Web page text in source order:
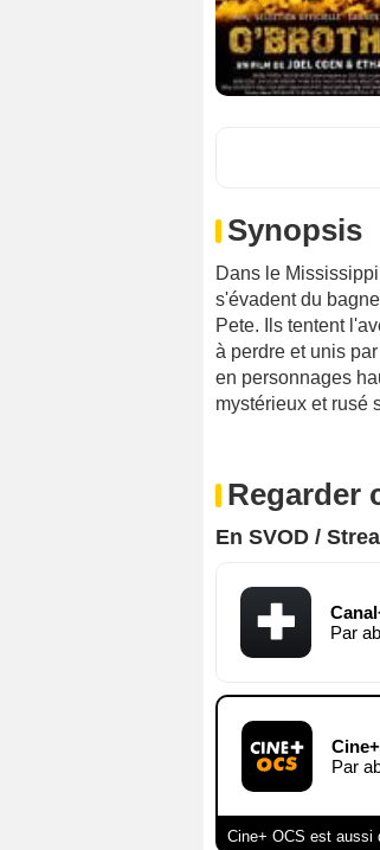
Synopsis
Dans le
s'évadent du
Pete. Ils tentent
à perdre et unis
en personnages
mystérieux et rusé
Regarder
En SVOD /
Par
Par
Cine+ OCS est aussi